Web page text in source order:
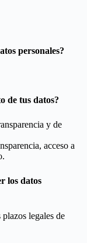
personales?
de tus datos?
y de
acceso a
los datos
legales de